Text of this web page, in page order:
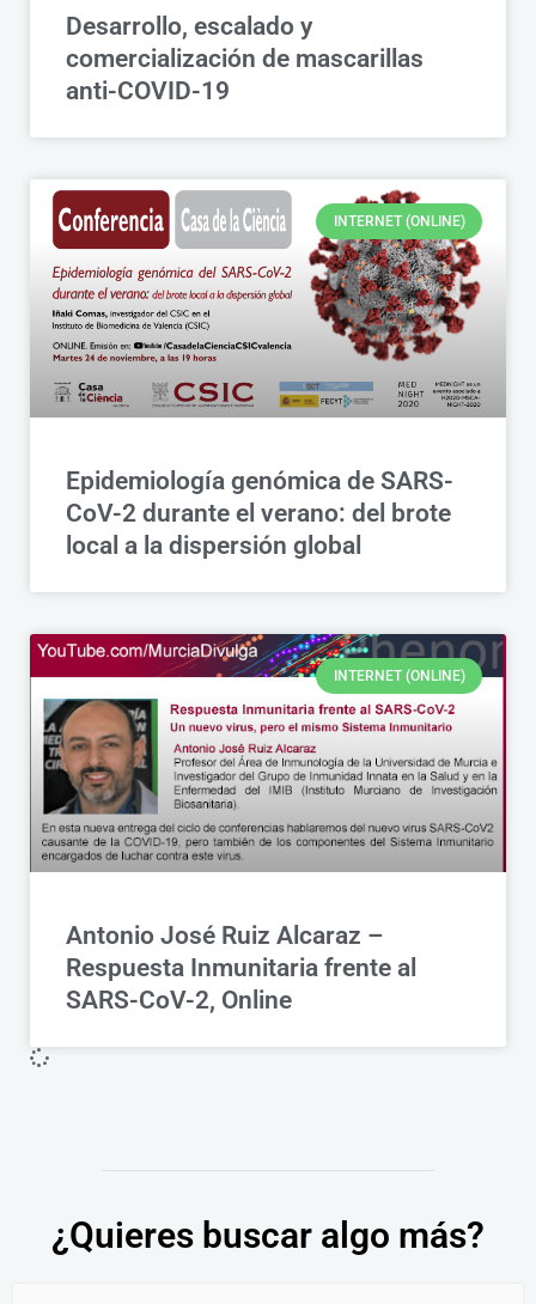
Desarrollo, escalado y
comercialización de mascarillas
anti-COVID-19
INTERNET (ONLINE)
Epidemiología genómica de SARS-
CoV-2 durante el verano: del brote
local a la dispersión global
INTERNET (ONLINE)
Antonio José Ruiz Alcaraz –
Respuesta Inmunitaria frente al
SARS-CoV-2, Online
¿Quieres buscar algo más?